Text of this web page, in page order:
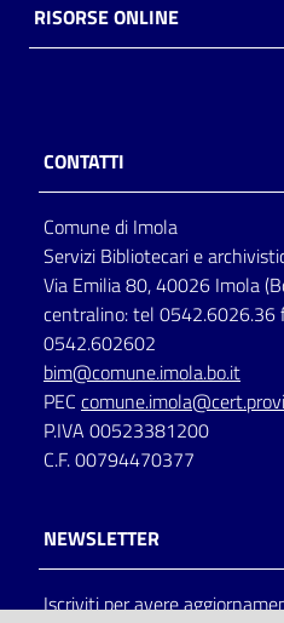
Patto
Seguici
su
Catalogo
on line
RISORSE ONLINE
CONTATTI
Comune di Imola
Servizi Bibliotecari e
Via Emilia 80, 40026 Imola
centralino: tel 0542.6026.36
0542.602602
bim@comune.imola.bo.it
PEC
P.IVA 00523381200
C.F. 00794470377
NEWSLETTER
Iscriviti per avere